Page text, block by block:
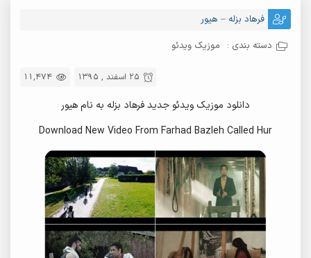
فرهاد بزله – هیور
دسته بندی : موزیک ویدئو
11,474 25 اسفند , 1395
دانلود موزیک ویدئو جدید فرهاد بزله به نام هیور
Download New Video From Farhad Bazleh Called Hur